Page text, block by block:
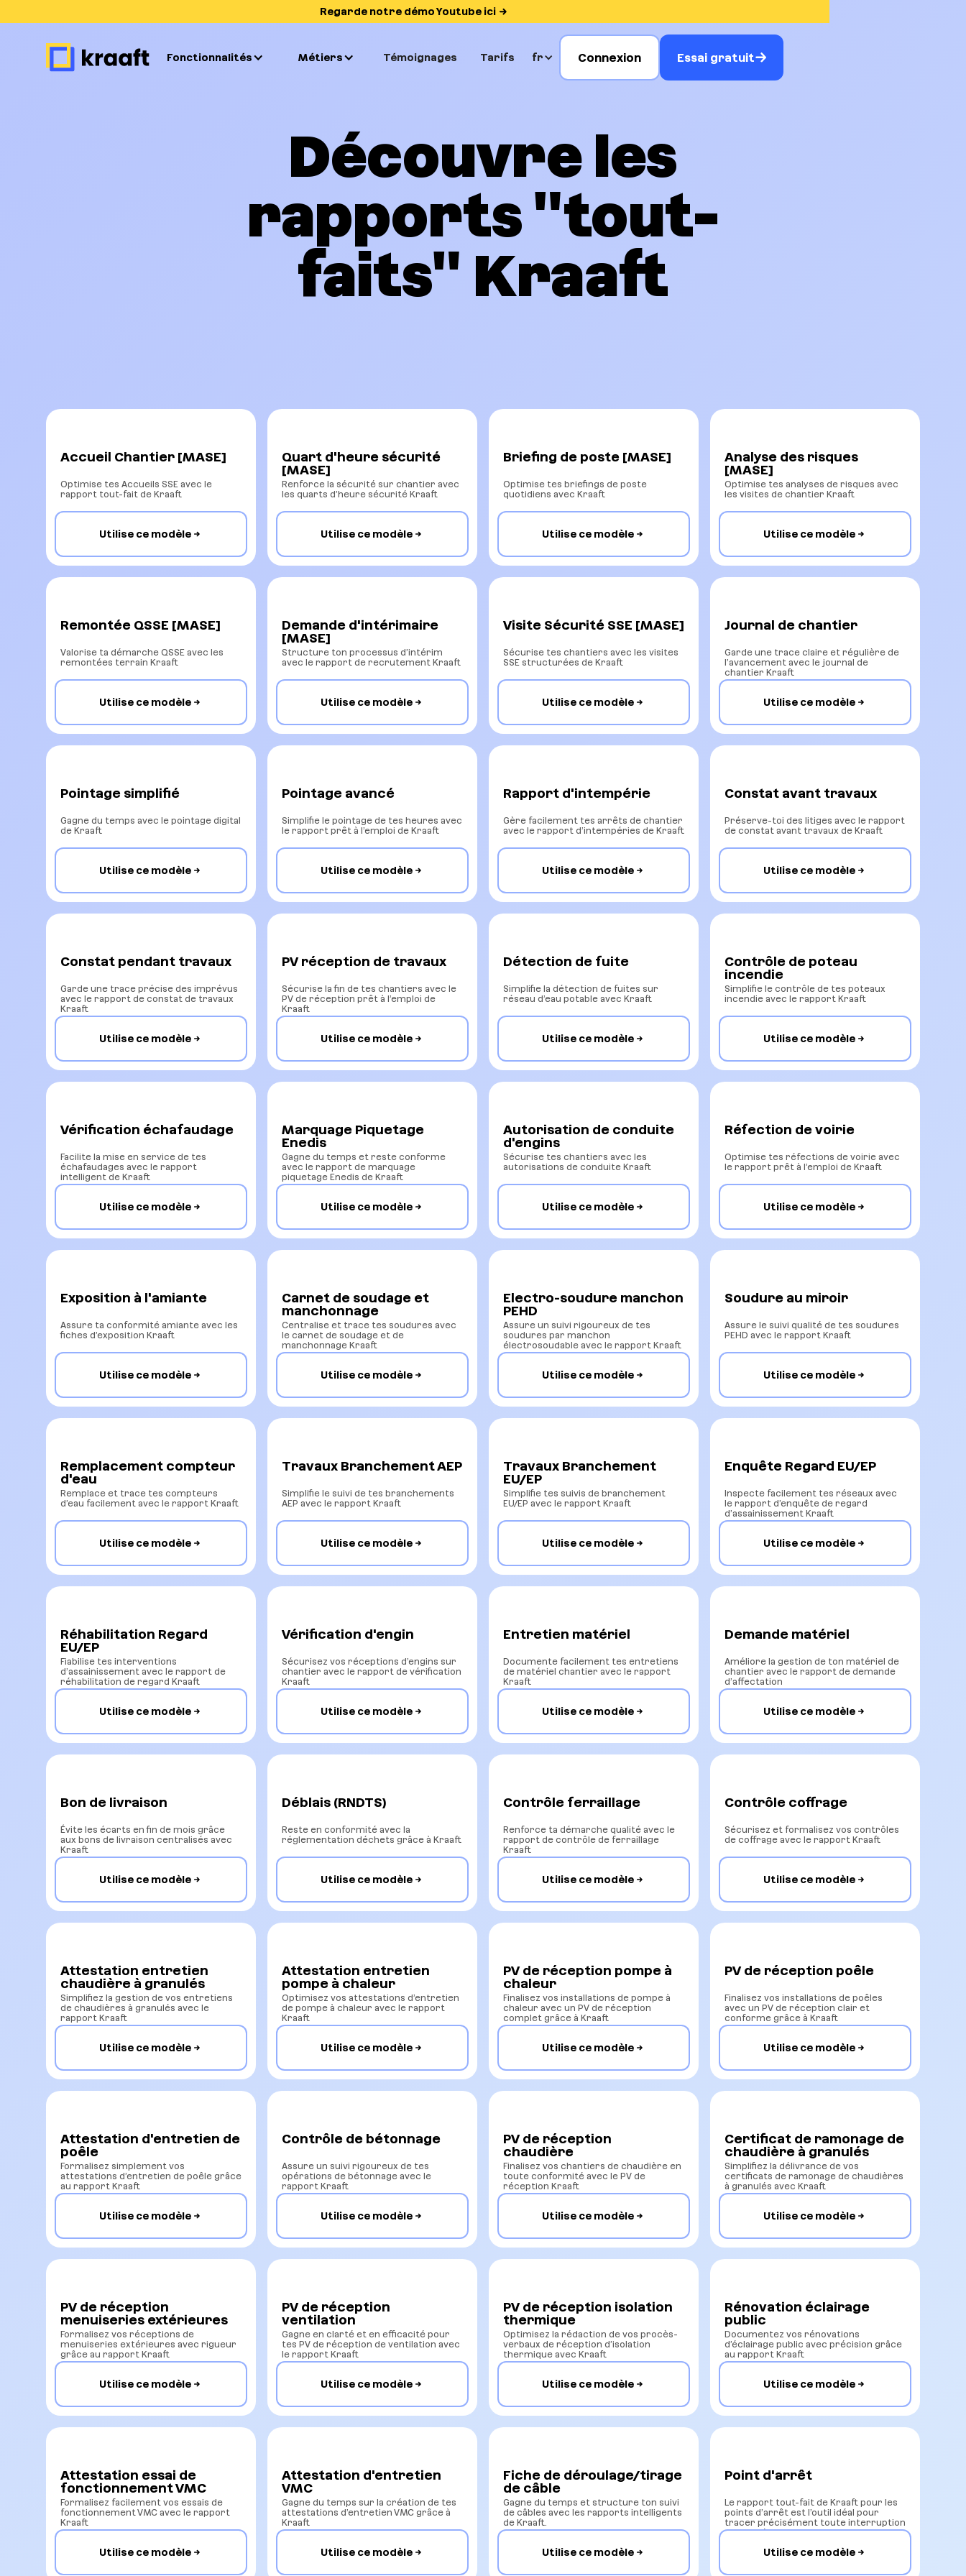
Regarde notre démo Youtube ici
Fonctionnalités Métiers Témoignages Tarifs fr Connexion Essai gratuit
Découvre les
rapports "tout-
faits" Kraaft
Accueil Chantier [MASE]
Optimise tes Accueils SSE avec le
rapport tout-fait de Kraaft
Utilise ce modèle
Quart d'heure sécurité
[MASE]
Renforce la sécurité sur chantier avec
les quarts d’heure sécurité Kraaft
Utilise ce modèle
Briefing de poste [MASE]
Optimise tes briefings de poste
quotidiens avec Kraaft
Utilise ce modèle
Analyse des risques
[MASE]
Optimise tes analyses de risques avec
les visites de chantier Kraaft
Utilise ce modèle
Remontée QSSE [MASE]
Valorise ta démarche QSSE avec les
remontées terrain Kraaft
Utilise ce modèle
Demande d'intérimaire
[MASE]
Structure ton processus d’intérim
avec le rapport de recrutement Kraaft
Utilise ce modèle
Visite Sécurité SSE [MASE]
Sécurise tes chantiers avec les visites
SSE structurées de Kraaft
Utilise ce modèle
Journal de chantier
Garde une trace claire et régulière de
l’avancement avec le journal de
chantier Kraaft
Utilise ce modèle
Pointage simplifié
Gagne du temps avec le pointage digital
de Kraaft
Utilise ce modèle
Pointage avancé
Simplifie le pointage de tes heures avec
le rapport prêt à l’emploi de Kraaft
Utilise ce modèle
Rapport d'intempérie
Gère facilement tes arrêts de chantier
avec le rapport d’intempéries de Kraaft
Utilise ce modèle
Constat avant travaux
Préserve-toi des litiges avec le rapport
de constat avant travaux de Kraaft
Utilise ce modèle
Constat pendant travaux
Garde une trace précise des imprévus
avec le rapport de constat de travaux
Kraaft
Utilise ce modèle
PV réception de travaux
Sécurise la fin de tes chantiers avec le
PV de réception prêt à l’emploi de
Kraaft
Utilise ce modèle
Détection de fuite
Simplifie la détection de fuites sur
réseau d’eau potable avec Kraaft
Utilise ce modèle
Contrôle de poteau
incendie
Simplifie le contrôle de tes poteaux
incendie avec le rapport Kraaft
Utilise ce modèle
Vérification échafaudage
Facilite la mise en service de tes
échafaudages avec le rapport
intelligent de Kraaft
Utilise ce modèle
Marquage Piquetage
Enedis
Gagne du temps et reste conforme
avec le rapport de marquage
piquetage Enedis de Kraaft
Utilise ce modèle
Autorisation de conduite
d'engins
Sécurise tes chantiers avec les
autorisations de conduite Kraaft
Utilise ce modèle
Réfection de voirie
Optimise tes réfections de voirie avec
le rapport prêt à l’emploi de Kraaft
Utilise ce modèle
Exposition à l'amiante
Assure ta conformité amiante avec les
fiches d’exposition Kraaft
Utilise ce modèle
Carnet de soudage et
manchonnage
Centralise et trace tes soudures avec
le carnet de soudage et de
manchonnage Kraaft
Utilise ce modèle
Electro-soudure manchon
PEHD
Assure un suivi rigoureux de tes
soudures par manchon
électrosoudable avec le rapport Kraaft
Utilise ce modèle
Soudure au miroir
Assure le suivi qualité de tes soudures
PEHD avec le rapport Kraaft
Utilise ce modèle
Remplacement compteur
d'eau
Remplace et trace tes compteurs
d’eau facilement avec le rapport Kraaft
Utilise ce modèle
Travaux Branchement AEP
Simplifie le suivi de tes branchements
AEP avec le rapport Kraaft
Utilise ce modèle
Travaux Branchement
EU/EP
Simplifie tes suivis de branchement
EU/EP avec le rapport Kraaft
Utilise ce modèle
Enquête Regard EU/EP
Inspecte facilement tes réseaux avec
le rapport d’enquête de regard
d’assainissement Kraaft
Utilise ce modèle
Réhabilitation Regard
EU/EP
Fiabilise tes interventions
d’assainissement avec le rapport de
réhabilitation de regard Kraaft
Utilise ce modèle
Vérification d'engin
Sécurisez vos réceptions d’engins sur
chantier avec le rapport de vérification
Kraaft
Utilise ce modèle
Entretien matériel
Documente facilement tes entretiens
de matériel chantier avec le rapport
Kraaft
Utilise ce modèle
Demande matériel
Améliore la gestion de ton matériel de
chantier avec le rapport de demande
d’affectation
Utilise ce modèle
Bon de livraison
Évite les écarts en fin de mois grâce
aux bons de livraison centralisés avec
Kraaft
Utilise ce modèle
Déblais (RNDTS)
Reste en conformité avec la
réglementation déchets grâce à Kraaft
Utilise ce modèle
Contrôle ferraillage
Renforce ta démarche qualité avec le
rapport de contrôle de ferraillage
Kraaft
Utilise ce modèle
Contrôle coffrage
Sécurisez et formalisez vos contrôles
de coffrage avec le rapport Kraaft
Utilise ce modèle
Attestation entretien
chaudière à granulés
Simplifiez la gestion de vos entretiens
de chaudières à granulés avec le
rapport Kraaft
Utilise ce modèle
Attestation entretien
pompe à chaleur
Optimisez vos attestations d’entretien
de pompe à chaleur avec le rapport
Kraaft
Utilise ce modèle
PV de réception pompe à
chaleur
Finalisez vos installations de pompe à
chaleur avec un PV de réception
complet grâce à Kraaft
Utilise ce modèle
PV de réception poêle
Finalisez vos installations de poêles
avec un PV de réception clair et
conforme grâce à Kraaft
Utilise ce modèle
Attestation d'entretien de
poêle
Formalisez simplement vos
attestations d’entretien de poêle grâce
au rapport Kraaft
Utilise ce modèle
Contrôle de bétonnage
Assure un suivi rigoureux de tes
opérations de bétonnage avec le
rapport Kraaft
Utilise ce modèle
PV de réception
chaudière
Finalisez vos chantiers de chaudière en
toute conformité avec le PV de
réception Kraaft
Utilise ce modèle
Certificat de ramonage de
chaudière à granulés
Simplifiez la délivrance de vos
certificats de ramonage de chaudières
à granulés avec Kraaft
Utilise ce modèle
PV de réception
menuiseries extérieures
Formalisez vos réceptions de
menuiseries extérieures avec rigueur
grâce au rapport Kraaft
Utilise ce modèle
PV de réception
ventilation
Gagne en clarté et en efficacité pour
tes PV de réception de ventilation avec
le rapport Kraaft
Utilise ce modèle
PV de réception isolation
thermique
Optimisez la rédaction de vos procès-
verbaux de réception d’isolation
thermique avec Kraaft
Utilise ce modèle
Rénovation éclairage
public
Documentez vos rénovations
d’éclairage public avec précision grâce
au rapport Kraaft
Utilise ce modèle
Attestation essai de
fonctionnement VMC
Formalisez facilement vos essais de
fonctionnement VMC avec le rapport
Kraaft
Utilise ce modèle
Attestation d'entretien
VMC
Gagne du temps sur la création de tes
attestations d’entretien VMC grâce à
Kraaft
Utilise ce modèle
Fiche de déroulage/tirage
de câble
Gagne du temps et structure ton suivi
de câbles avec les rapports intelligents
de Kraaft.
Utilise ce modèle
Point d'arrêt
Le rapport tout-fait de Kraaft pour les
points d’arrêt est l’outil idéal pour
tracer précisément toute interruption
d’activité sur chantier.
Utilise ce modèle